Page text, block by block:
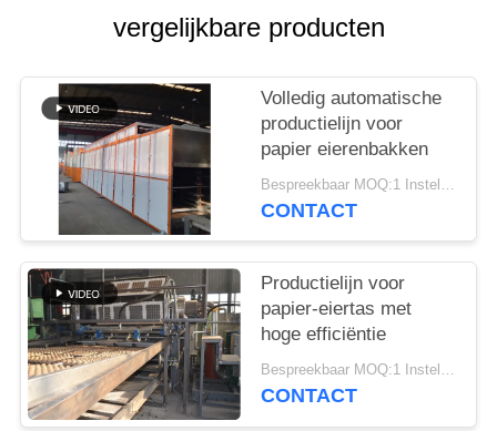
SITEMAP
PRIVACYBELEID
vergelijkbare producten
Volledig automatische
productielijn voor
papier eierenbakken
Bespreekbaar MOQ:1 Instellen
CONTACT
Productielijn voor
papier-eiertas met
hoge efficiëntie
Bespreekbaar MOQ:1 Instellen
CONTACT